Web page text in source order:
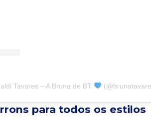
Tavares – A Bruna de BT
para todos os estilos